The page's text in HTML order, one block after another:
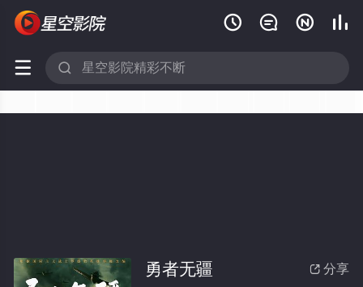
   
 
 分享
勇者无疆